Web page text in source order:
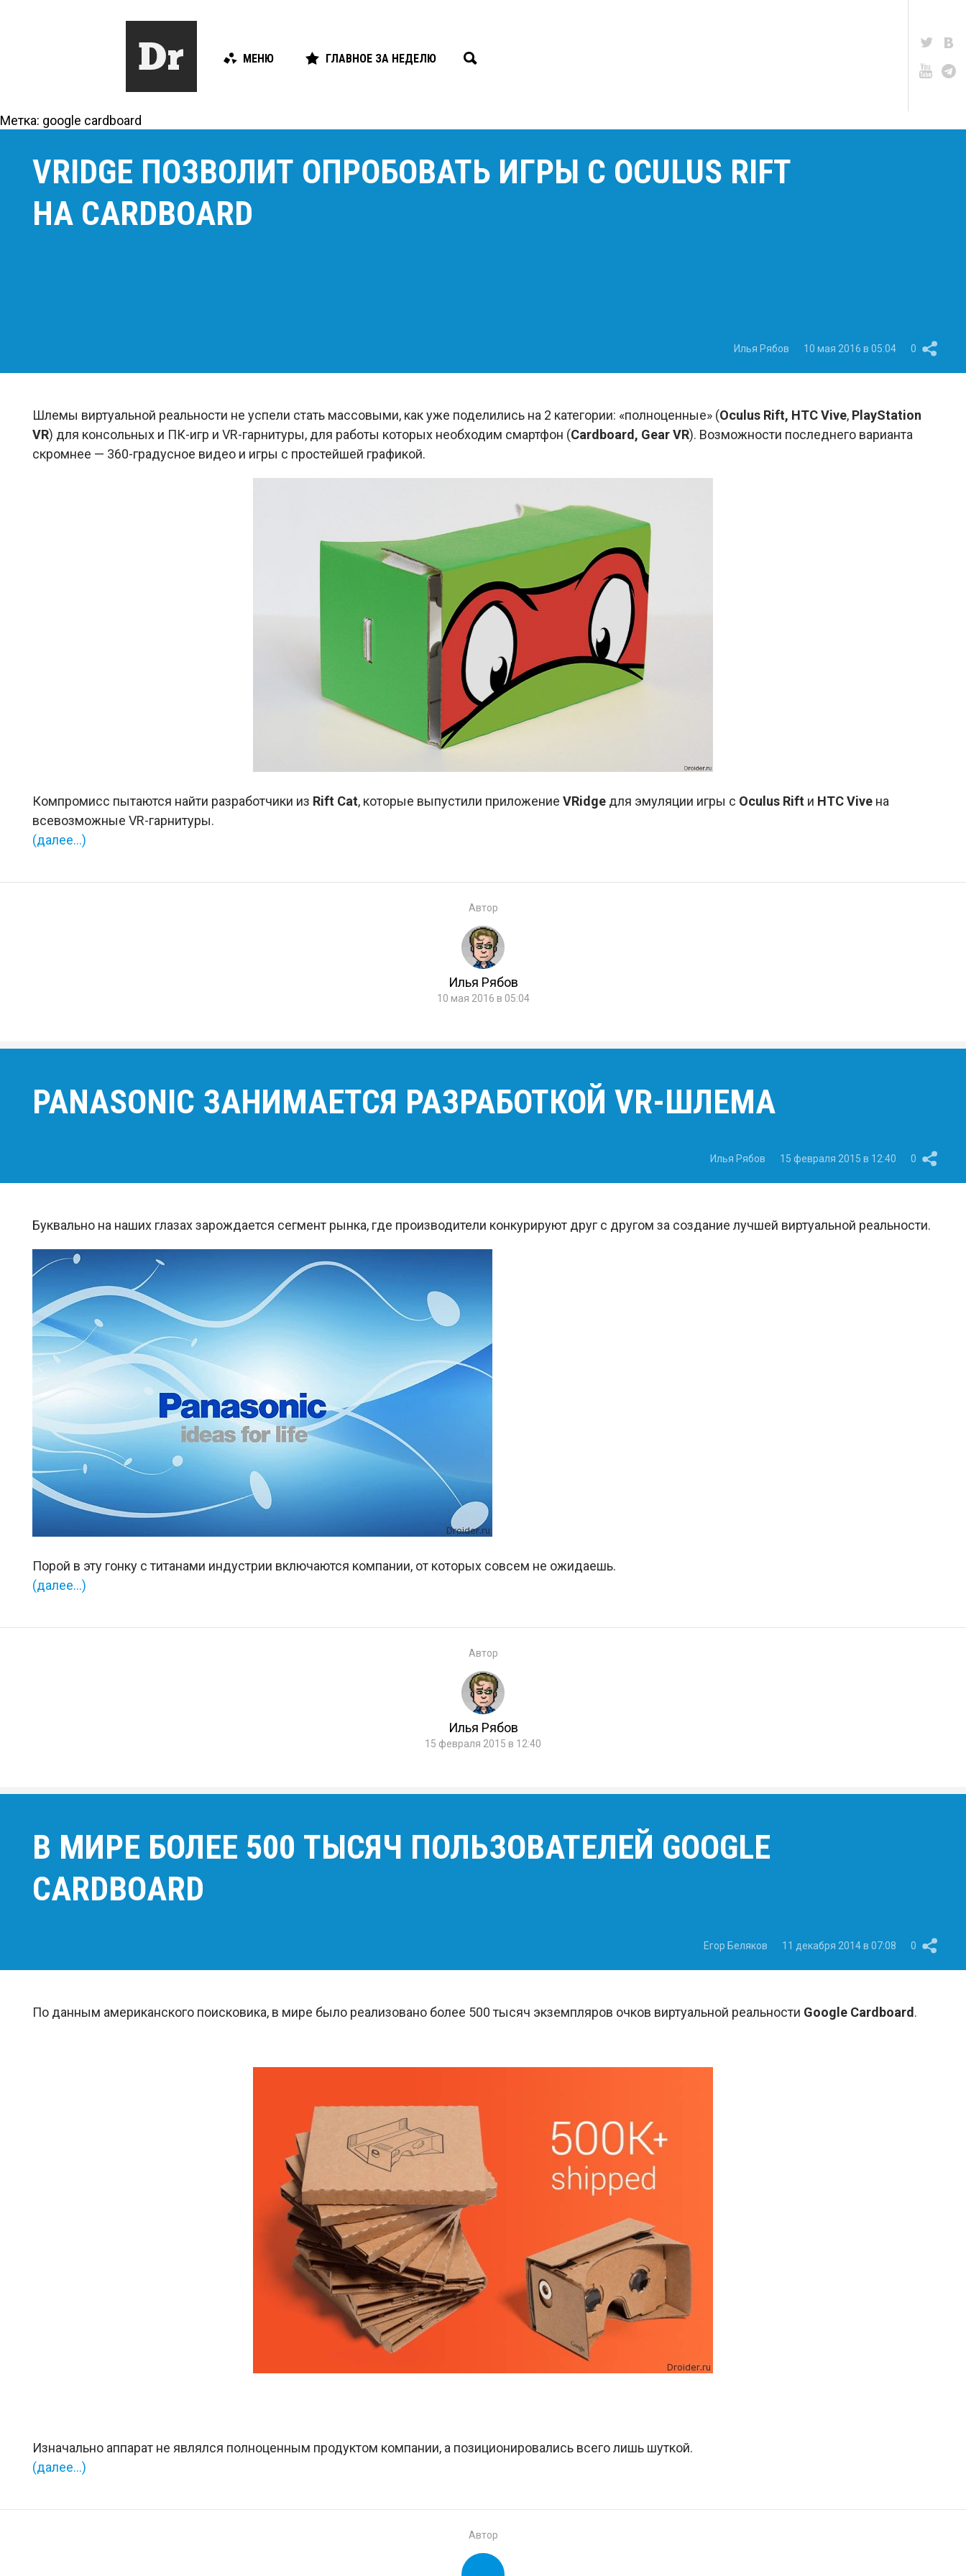
МЕНЮ ГЛАВНОЕ ЗА НЕДЕЛЮ
Метка: google cardboard
VRIDGE ПОЗВОЛИТ ОПРОБОВАТЬ ИГРЫ С OCULUS RIFT
НА CARDBOARD
Илья Рябов 10 мая 2016 в 05:04 0
Шлемы виртуальной реальности не успели стать массовыми, как уже поделились на 2 категории: «полноценные» (Oculus Rift, HTC Vive, PlayStation
VR) для консольных и ПК-игр и VR-гарнитуры, для работы которых необходим смартфон (Cardboard, Gear VR). Возможности последнего варианта
скромнее — 360-градусное видео и игры с простейшей графикой.
Компромисс пытаются найти разработчики из Rift Cat, которые выпустили приложение VRidge для эмуляции игры с Oculus Rift и HTC Vive на
всевозможные VR-гарнитуры.
(далее…)
Автор
Илья Рябов
10 мая 2016 в 05:04
PANASONIC ЗАНИМАЕТСЯ РАЗРАБОТКОЙ VR-ШЛЕМА
Илья Рябов 15 февраля 2015 в 12:40 0
Буквально на наших глазах зарождается сегмент рынка, где производители конкурируют друг с другом за создание лучшей виртуальной реальности.
Порой в эту гонку с титанами индустрии включаются компании, от которых совсем не ожидаешь.
(далее…)
Автор
Илья Рябов
15 февраля 2015 в 12:40
В МИРЕ БОЛЕЕ 500 ТЫСЯЧ ПОЛЬЗОВАТЕЛЕЙ GOOGLE
CARDBOARD
Егор Беляков 11 декабря 2014 в 07:08 0
По данным американского поисковика, в мире было реализовано более 500 тысяч экземпляров очков виртуальной реальности Google Cardboard .
Изначально аппарат не являлся полноценным продуктом компании, а позиционировались всего лишь шуткой.
(далее…)
Автор